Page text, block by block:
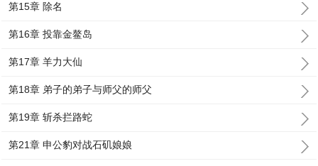
第15章 除名
第16章 投靠金鳌岛
第17章 羊力大仙
第18章 弟子的弟子与师父的师父
第19章 斩杀拦路蛇
第21章 申公豹对战石矶娘娘